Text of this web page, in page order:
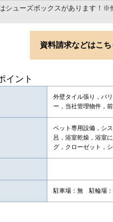
シューズボックスがあります！※
資料請求などはこち
イント
外壁タイル張り，バ
ー，当社管理物件，
ペット専用設備，シ
呂，浴室乾燥，浴室
グ，クローゼット，
駐車場：無 駐輪場